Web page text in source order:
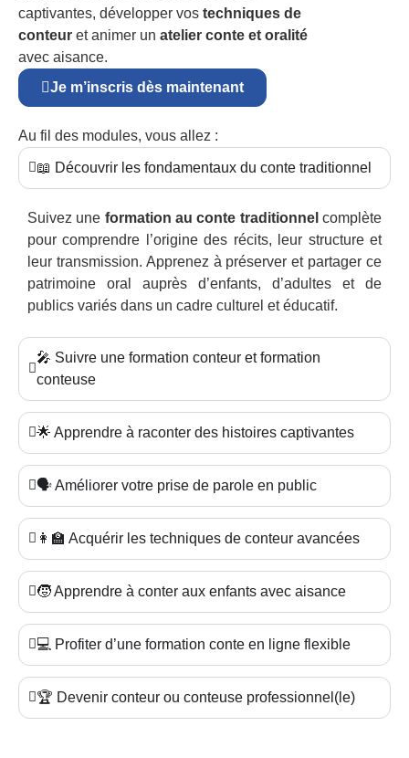
captivantes, développer vos techniques de
conteur et animer un atelier conte et oralité
avec aisance.
Je m’inscris dès maintenant
Au fil des modules, vous allez :
📖 Découvrir les fondamentaux du conte traditionnel
Suivez une formation au conte traditionnel complète
pour comprendre l’origine des récits, leur structure et
leur transmission. Apprenez à préserver et partager ce
patrimoine oral auprès d’enfants, d’adultes et de
publics variés dans un cadre culturel et éducatif.
🎤 Suivre une formation conteur et formation
conteuse
🌟 Apprendre à raconter des histoires captivantes
🗣️ Améliorer votre prise de parole en public
👩‍🏫 Acquérir les techniques de conteur avancées
🧒 Apprendre à conter aux enfants avec aisance
💻 Profiter d’une formation conte en ligne flexible
🏆 Devenir conteur ou conteuse professionnel(le)